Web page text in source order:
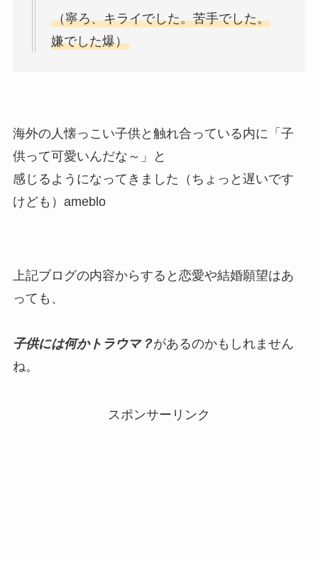
（寧ろ、キライでした。苦手でした。
嫌でした爆）
海外の人懐っこい子供と触れ合っている内に「子
供って可愛いんだな～」と
感じるようになってきました（ちょっと遅いです
けども）ameblo
上記ブログの内容からすると恋愛や結婚願望はあ
っても、
子供には何かトラウマ？があるのかもしれません
ね。
スポンサーリンク